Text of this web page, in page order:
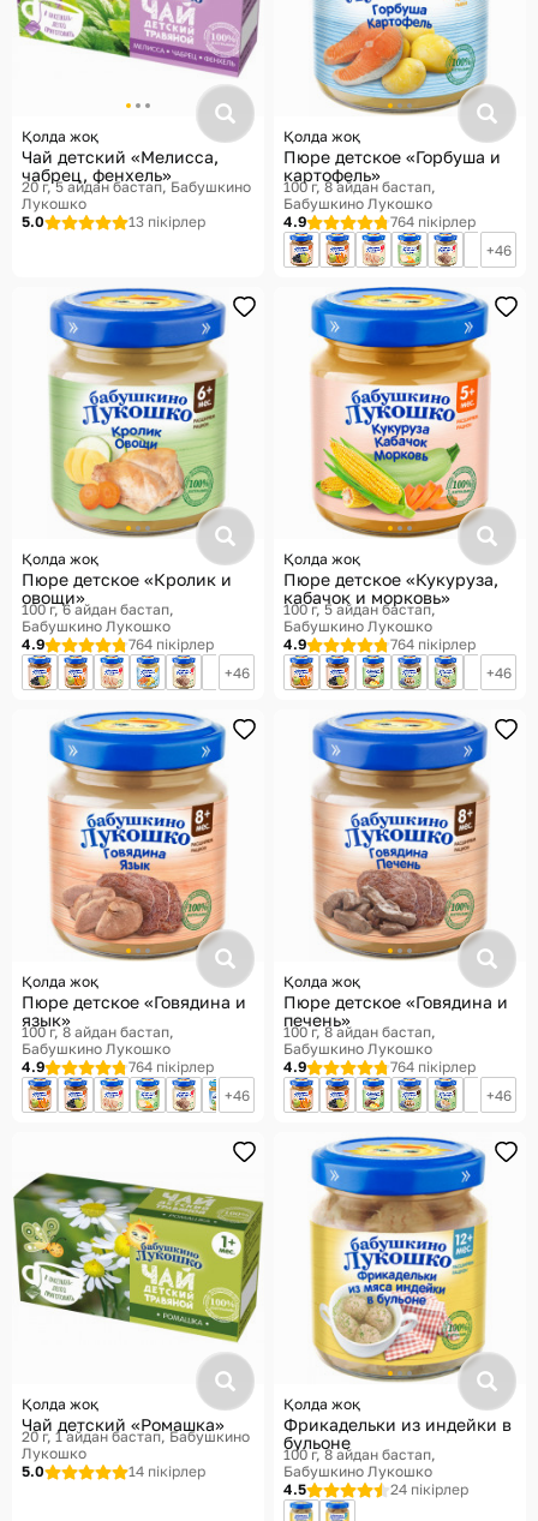
Қолда жоқ
Чай детский «Мелисса,
чабрец, фенхель»
20 г, 5 айдан бастап Бабушкино
Лукошко
5.0
13 пікірлер
Қолда жоқ
Пюре детское «Горбуша и
картофель»
100 г, 8 айдан бастап
Бабушкино Лукошко
4.9
764 пікірлер
46
Қолда жоқ
Пюре детское «Кролик и
овощи»
100 г, 6 айдан бастап
Бабушкино Лукошко
4.9
764 пікірлер
46
Қолда жоқ
Пюре детское «Кукуруза,
кабачок и морковь»
100 г, 5 айдан бастап
Бабушкино Лукошко
4.9
764 пікірлер
46
Қолда жоқ
Пюре детское «Говядина и
язык»
100 г, 8 айдан бастап
Бабушкино Лукошко
4.9
764 пікірлер
46
Қолда жоқ
Пюре детское «Говядина и
печень»
100 г, 8 айдан бастап
Бабушкино Лукошко
4.9
764 пікірлер
46
Қолда жоқ
Чай детский «Ромашка»
20 г, 1 айдан бастап Бабушкино
Лукошко
5.0
14 пікірлер
Қолда жоқ
Фрикадельки из индейки в
бульоне
100 г, 8 айдан бастап
Бабушкино Лукошко
4.5
24 пікірлер